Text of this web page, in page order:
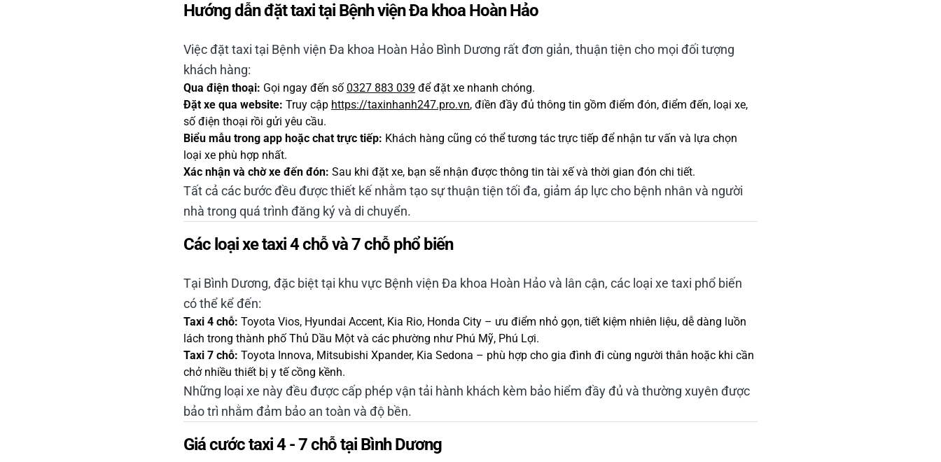
Hướng dẫn đặt taxi tại Bệnh viện Đa khoa Hoàn Hảo
Việc đặt taxi tại Bệnh viện Đa khoa Hoàn Hảo Bình Dương rất đơn giản, thuận tiện cho mọi đối tượng
khách hàng:
Qua điện thoại: Gọi ngay đến số 0327 883 039 để đặt xe nhanh chóng.
Đặt xe qua website: Truy cập https://taxinhanh247.pro.vn, điền đầy đủ thông tin gồm điểm đón, điểm đến, loại xe,
số điện thoại rồi gửi yêu cầu.
Biểu mẫu trong app hoặc chat trực tiếp: Khách hàng cũng có thể tương tác trực tiếp để nhận tư vấn và lựa chọn
loại xe phù hợp nhất.
Xác nhận và chờ xe đến đón: Sau khi đặt xe, bạn sẽ nhận được thông tin tài xế và thời gian đón chi tiết.
Tất cả các bước đều được thiết kế nhằm tạo sự thuận tiện tối đa, giảm áp lực cho bệnh nhân và người
nhà trong quá trình đăng ký và di chuyển.
Các loại xe taxi 4 chỗ và 7 chỗ phổ biến
Tại Bình Dương, đặc biệt tại khu vực Bệnh viện Đa khoa Hoàn Hảo và lân cận, các loại xe taxi phổ biến
có thể kể đến:
Taxi 4 chỗ: Toyota Vios, Hyundai Accent, Kia Rio, Honda City – ưu điểm nhỏ gọn, tiết kiệm nhiên liệu, dễ dàng luồn
lách trong thành phố Thủ Dầu Một và các phường như Phú Mỹ, Phú Lợi.
Taxi 7 chỗ: Toyota Innova, Mitsubishi Xpander, Kia Sedona – phù hợp cho gia đình đi cùng người thân hoặc khi cần
chở nhiều thiết bị y tế cồng kềnh.
Những loại xe này đều được cấp phép vận tải hành khách kèm bảo hiểm đầy đủ và thường xuyên được
bảo trì nhằm đảm bảo an toàn và độ bền.
Giá cước taxi 4 - 7 chỗ tại Bình Dương